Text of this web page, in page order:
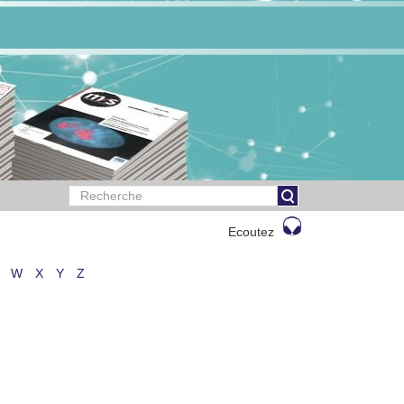
Ecoutez
W X Y Z